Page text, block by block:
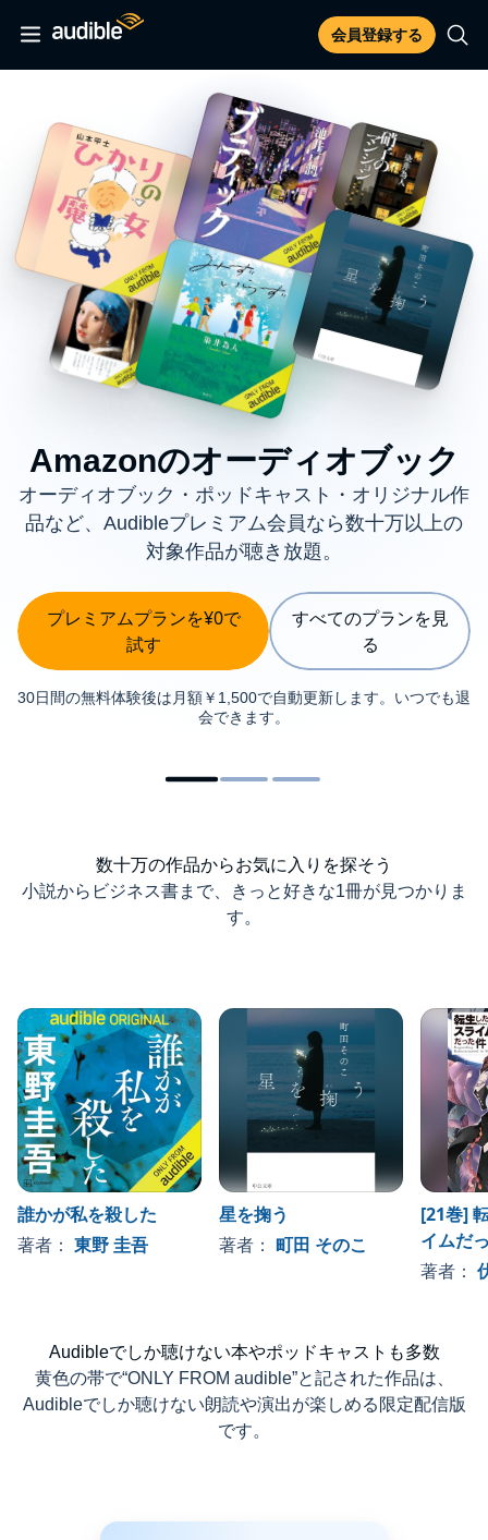
会員登録する
Amazonのオーディオブック
オーディオブック・ポッドキャスト・オリジナル作
品など、Audibleプレミアム会員なら数十万以上の
対象作品が聴き放題。
プレミアムプランを¥0で
試す
すべてのプランを見
る
30日間の無料体験後は月額￥1,500で自動更新します。いつでも退
会できます。
数十万の作品からお気に入りを探そう
小説からビジネス書まで、きっと好きな1冊が見つかりま
す。
誰かが私を殺した
著者： 東野 圭吾
星を掬う
著者： 町田 そのこ
[21巻]
イムだ
著者：
Audibleでしか聴けない本やポッドキャストも多数
黄色の帯で“ONLY FROM audible”と記された作品は、
Audibleでしか聴けない朗読や演出が楽しめる限定配信版
です。